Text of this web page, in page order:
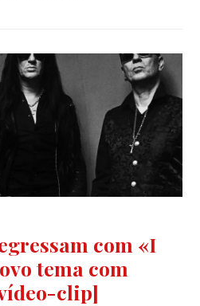
com «I
tema com
clip]